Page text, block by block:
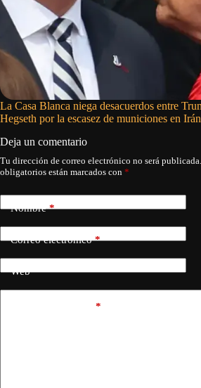
La Casa Blanca niega desacuerdos entre
Hegseth por la escasez de municiones en Irán
Deja un comentario
Tu dirección de correo electrónico no será publicada.
obligatorios están marcados con *
Nombre*
Correo electrónico*
Web
*